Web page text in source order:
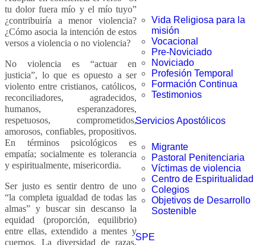
Vida Religiosa para la
misión
Vocacional
Pre-Noviciado
Noviciado
Profesión Temporal
Formación Continua
Testimonios
Servicios Apostólicos
Migrante
Pastoral Penitenciaria
Víctimas de violencia
Centro de Espiritualidad
Colegios
Objetivos de Desarrollo
Sostenible
SPE
tu dolor fuera mío y el mío tuyo”
¿contribuiría a menor violencia?
¿Cómo asocia la intención de estos
versos a violencia o no violencia?
No violencia es “actuar en
justicia”, lo que es opuesto a ser
violento entre cristianos, católicos,
reconciliadores, agradecidos,
humanos, esperanzadores,
respetuosos, comprometidos,
amorosos, confiables, propositivos.
En términos psicológicos es
empatía; socialmente es tolerancia
y espiritualmente, misericordia.
Ser justo es sentir dentro de uno
“la completa igualdad de todas las
almas” y buscar sin descanso la
equidad (proporción, equilibrio)
entre ellas, extendido a mentes y
cuerpos. La diversidad de razas,